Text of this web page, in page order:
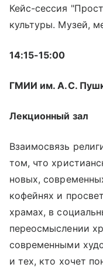
Кейс-сессия
культуры. Музей,
14:15-15:00
ГМИИ им. А.С.
Лекционный зал
Взаимосвязь
том, что
новых,
кофейнях и
храмах, в
переосмыслении
современными
и тех, кто хочет